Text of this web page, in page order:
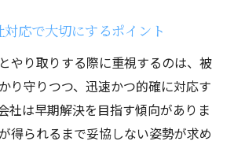
有利に進めるための弁護士活用
険会社に求める賠償請求の重要
求で弁護士が重視するポイント
応で大切にするポイント
やり取りする際に重視するのは、被
り守りつつ、迅速かつ的確に対応す
社は早期解決を目指す傾向がありま
得られるまで妥協しない姿勢が求め